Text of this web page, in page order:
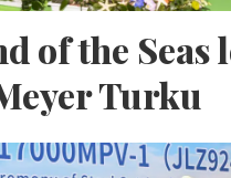
of the Seas
Turku